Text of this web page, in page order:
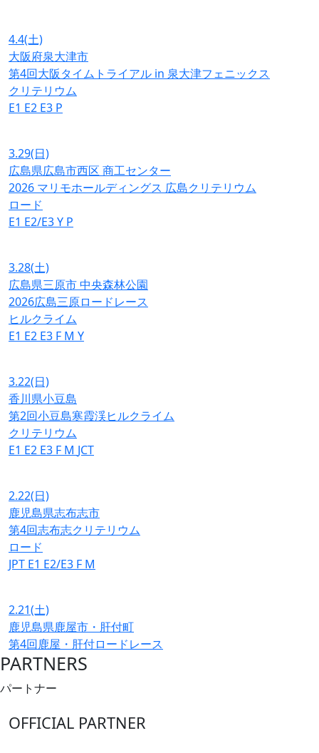
4.4(土)
大阪府泉大津市
第4回大阪タイムトライアル in 泉大津フェニックス
クリテリウム
E1 E2 E3 P
3.29(日)
広島県広島市西区 商工センター
2026 マリモホールディングス 広島クリテリウム
ロード
E1 E2/E3Y P
3.28(土)
広島県三原市 中央森林公園
2026広島三原ロードレース
ヒルクライム
E1 E2 E3 F M Y
3.22(日)
香川県小豆島
第2回小豆島寒霞渓ヒルクライム
クリテリウム
E1 E2 E3 F M JCT
2.22(日)
鹿児島県志布志市
第4回志布志クリテリウム
ロード
JPT E1 E2/E3 F M
2.21(土)
鹿児島県鹿屋市・肝付町
第4回鹿屋・肝付ロードレース
PARTNERS
パートナー
OFFICIAL PARTNER